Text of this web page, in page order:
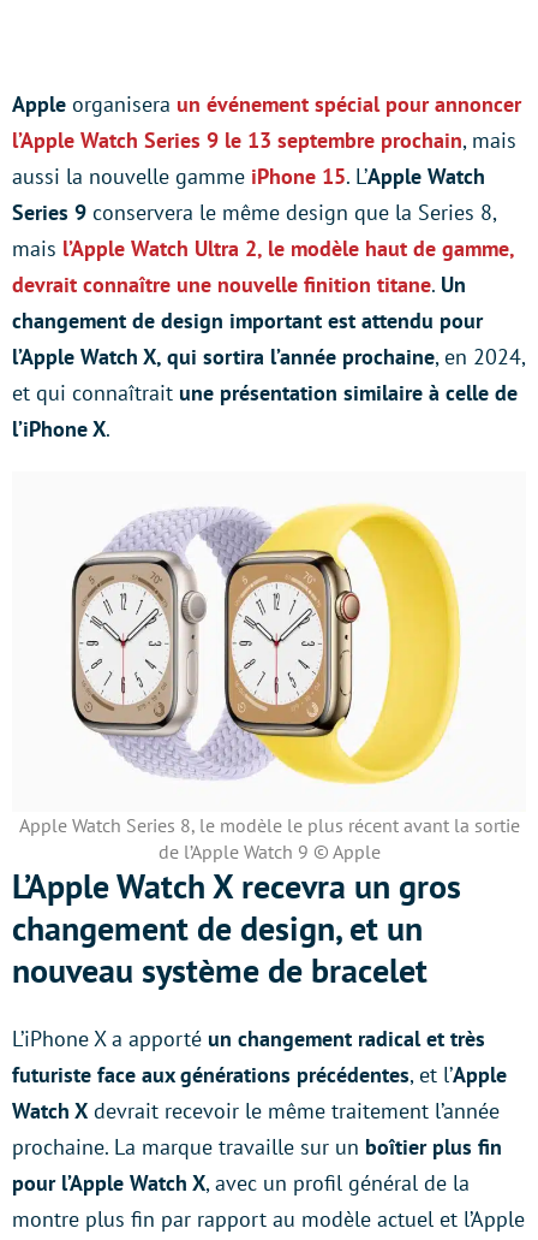
Apple organisera un événement spécial pour annoncer
l’Apple Watch Series 9 le 13 septembre prochain, mais
aussi la nouvelle gamme iPhone 15. L’Apple Watch
Series 9 conservera le même design que la Series 8,
mais l’Apple Watch Ultra 2, le modèle haut de gamme,
devrait connaître une nouvelle finition titane. Un
changement de design important est attendu pour
l’Apple Watch X, qui sortira l’année prochaine, en 2024,
et qui connaîtrait une présentation similaire à celle de
l’iPhone X.
Apple Watch Series 8, le modèle le plus récent avant la sortie
de l’Apple Watch 9 © Apple
L’Apple Watch X recevra un gros
changement de design, et un
nouveau système de bracelet
L’iPhone X a apporté un changement radical et très
futuriste face aux générations précédentes, et l’Apple
Watch X devrait recevoir le même traitement l’année
prochaine. La marque travaille sur un boîtier plus fin
pour l’Apple Watch X, avec un profil général de la
montre plus fin par rapport au modèle actuel et l’Apple